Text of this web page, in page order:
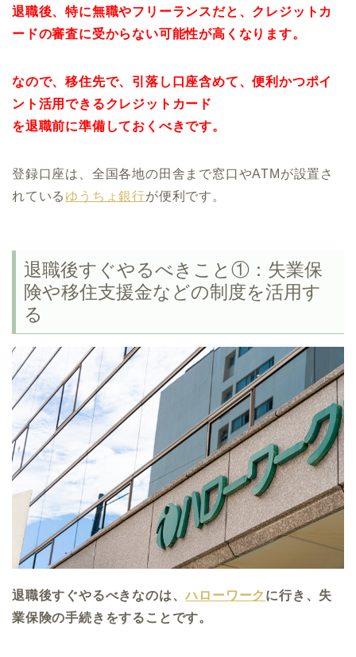
退職後、特に無職やフリーランスだと、クレジットカ
ードの審査に受からない可能性が高くなります。
なので、移住先で、引落し口座含めて、便利かつポイ
ント活用できるクレジットカード
を退職前に準備しておくべきです。
登録口座は、全国各地の田舎まで窓口やATMが設置さ
れている ゆうちょ銀行が便利です。
退職後すぐやるべきこと①：失業保
険や移住支援金などの制度を活用す
る
退職後すぐやるべきなのは、ハローワーク に行き、失
業保険の手続きをすることです。